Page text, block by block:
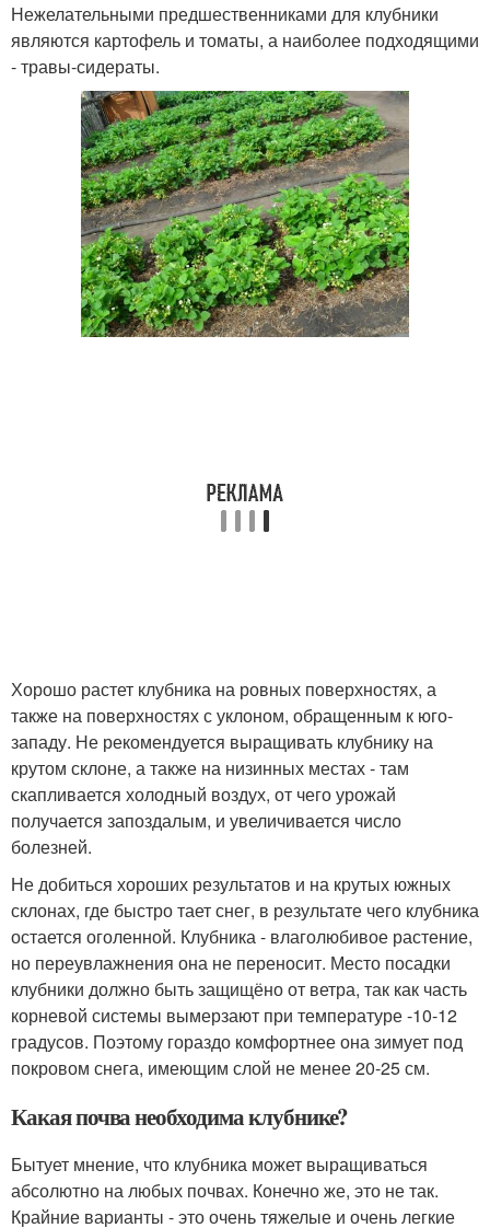
Нежелательными предшественниками для клубники
являются картофель и томаты, а наиболее подходящими
- травы-сидераты.
Хорошо растет клубника на ровных поверхностях, а
также на поверхностях с уклоном, обращенным к юго-
западу. Не рекомендуется выращивать клубнику на
крутом склоне, а также на низинных местах - там
скапливается холодный воздух, от чего урожай
получается запоздалым, и увеличивается число
болезней.
Не добиться хороших результатов и на крутых южных
склонах, где быстро тает снег, в результате чего клубника
остается оголенной. Клубника - влаголюбивое растение,
но переувлажнения она не переносит. Место посадки
клубники должно быть защищёно от ветра, так как часть
корневой системы вымерзают при температуре -10-12
градусов. Поэтому гораздо комфортнее она зимует под
покровом снега, имеющим слой не менее 20-25 см.
Какая почва необходима клубнике?
Бытует мнение, что клубника может выращиваться
абсолютно на любых почвах. Конечно же, это не так.
Крайние варианты - это очень тяжелые и очень легкие